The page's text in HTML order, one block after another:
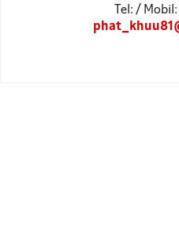
Tel: /